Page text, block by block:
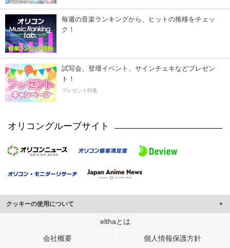
毎週の音楽ランキングから、ヒットの推移をチェッ
ク！
試写会、登壇イベント、サインチェキなどプレゼン
ト！
プレゼント特集
オリコングループサイト
クッキーの使用について
このサイトでは Cookie を使用して、ユーザーに合わせたコンテンツや広告の
行っています。
elthaとは
会社概要 個人情報保護方針